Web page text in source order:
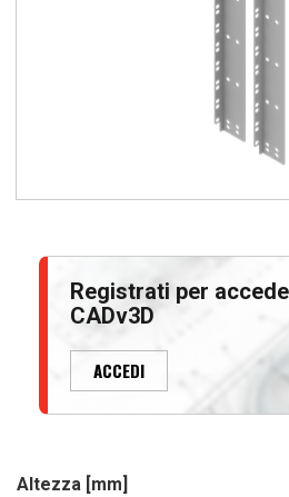
Registrati per
CADv3D
ACCEDI
Altezza [mm]